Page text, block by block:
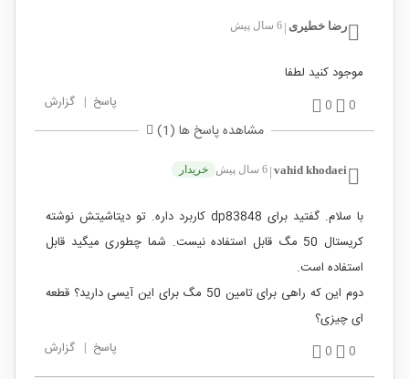
رضا خطیری | 6 سال پیش
موجود کنید لطفا
0
0 پاسخ | گزارش
مشاهده پاسخ ها (1)
vahid khodaei
| 6 سال پیش خریدار
با سلام. گفتید برای dp83848 کاربرد داره. تو دیتاشیتش نوشته
کریستال 50 مگ قابل استفاده نیست. شما چطوری میگید قابل
استفاده است.
دوم این که راهی برای تامین 50 مگ برای این آیسی دارید؟ قطعه
ای چیزی؟
0
0 پاسخ | گزارش